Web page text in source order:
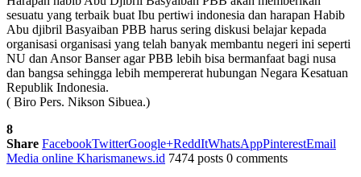
sesuatu yang terbaik buat Ibu pertiwi indonesia dan harapan Habib
Abu djibril Basyaiban PBB harus sering diskusi belajar kepada
organisasi organisasi yang telah banyak membantu negeri ini seperti
NU dan Ansor Banser agar PBB lebih bisa bermanfaat bagi nusa
dan bangsa sehingga lebih mempererat hubungan Negara Kesatuan
Republik Indonesia.
( Biro Pers. Nikson Sibuea.)
8
Share FacebookTwitterGoogle+ReddItWhatsAppPinterestEmail
Media online Kharismanews.id 7474 posts 0 comments